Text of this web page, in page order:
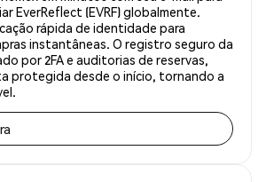
EverReflect (EVRF) globalmente.
rápida de identidade para
instantâneas. O registro seguro da
por 2FA e auditorias de reservas,
protegida desde o início, tornando a